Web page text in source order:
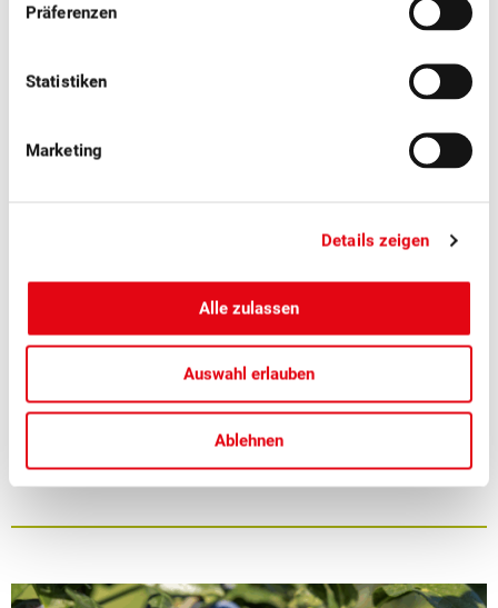
Präferenzen
Statistiken
Marketing
Details zeigen
Alle zulassen
Auswahl erlauben
Ablehnen
Schweizer Zwetschgen: Der
zwetschgenblaue Genuss hat wieder
Hochsaison
Saftig und aromatisch: Jetzt haben Schweizer Zwetschgen